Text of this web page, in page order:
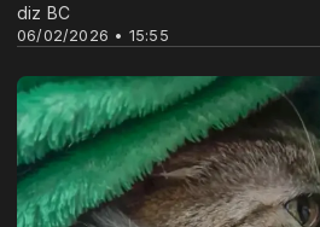
06/02/2026 • 15:55
diz BC